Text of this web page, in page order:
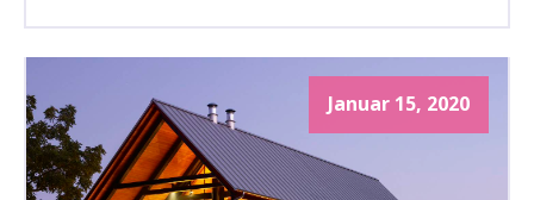
Januar 15, 2020